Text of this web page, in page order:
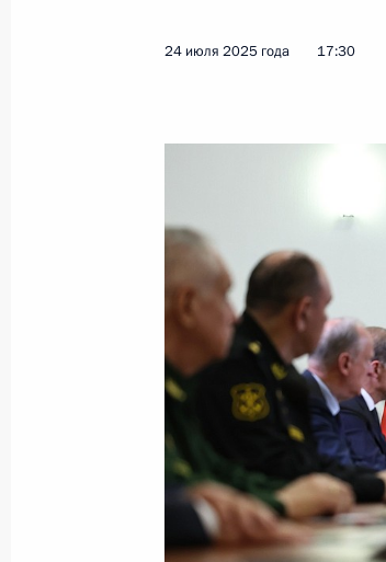
27 июля 2025 года,
Владимир Путин
27 июля 2025 года, 17:10
Посещение Санкт-
университета
27 июля 2025 года, 15:35
24 июля 2025 года 17:30